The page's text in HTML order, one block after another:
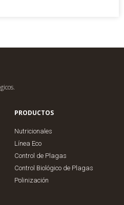
PRODUCTOS
Nutricionales
Línea Eco
Control de Plagas
Control Biológico de Plagas
Polinización